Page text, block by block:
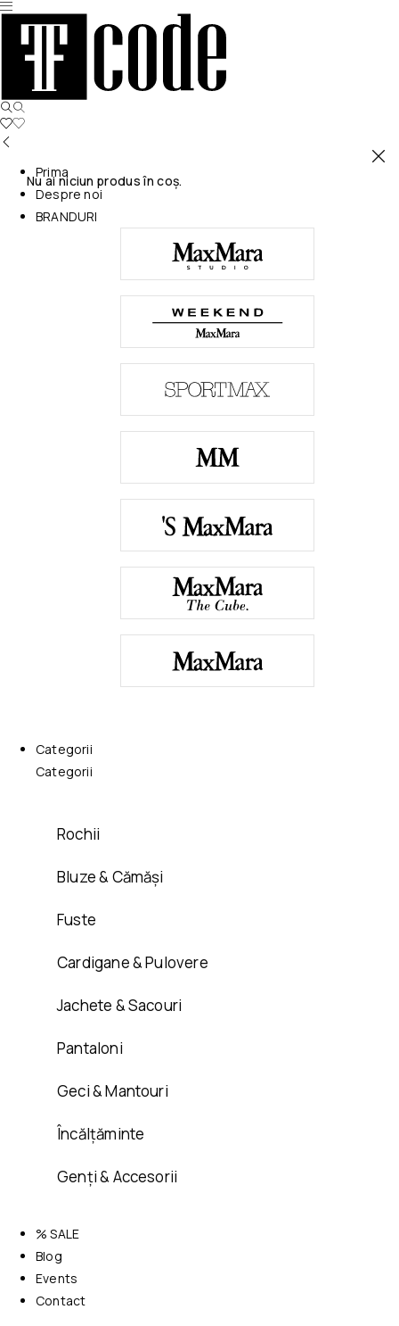
Nu ai niciun produs în coș.
Prima
Despre noi
BRANDURI
Categorii
Categorii
Rochii
Bluze & Cămăși
Fuste
Cardigane & Pulovere
Jachete & Sacouri
Pantaloni
Geci & Mantouri
Încălțăminte
Genți & Accesorii
% SALE
Blog
Events
Contact